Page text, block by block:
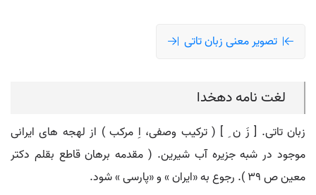
تصویر معنی زبان تاتی
لغت نامه دهخدا
زبان تاتی. [ زَ ن ِ ] ( ترکیب وصفی، اِ مرکب ) از لهجه های ایرانی
موجود در شبه جزیره آب شیرین. ( مقدمه برهان قاطع بقلم دکتر
معین ص 39 ). رجوع به «ایران » و «پارسی » شود.